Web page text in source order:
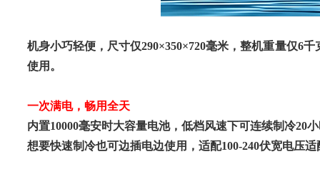
机身小巧轻便，尺寸仅290×350×720毫米，整机重量仅6千
使用 。
一次满电，畅用全天
内置10000毫安时大容量电池，低档风速下可连续制冷20
想要快速制冷也可边插电边使用，适配100-240伏宽电压适